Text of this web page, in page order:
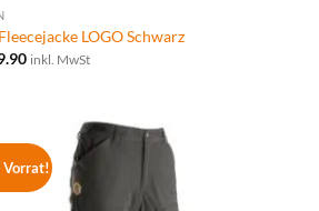
LOGO Schwarz
inkl. MwSt
Vorrat!